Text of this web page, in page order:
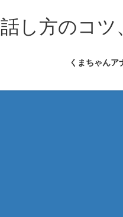
話し方のコツ
くまちゃんア